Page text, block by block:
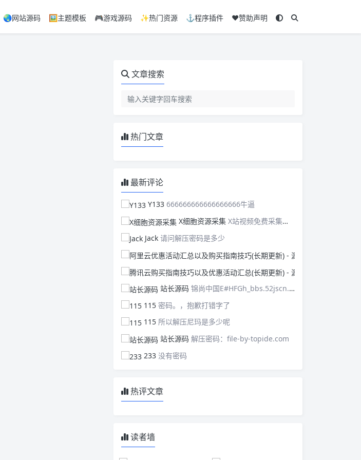
🌏网站源码 🖼️主题模板 🎮游戏源码 ✨热门资源 ⚓程序插件 ❤️赞助声明
文章搜索
热门文章
最新评论
Y133 666666666666666666牛逼
X细胞资源采集 X站视频免费采集，可以适配此CMS，含免费模板。有需要的站长可以看看xxibaozyw.com
Jack 请问解压密码是多少
站长源码 锦尚中国E#HFGh_bbs.52jscn.comEYzhibo8
115 密码。，抱歉打错字了
115 所以解压尼玛是多少呢
站长源码 解压密码：file-by-topide.com
233 没有密码
热评文章
读者墙